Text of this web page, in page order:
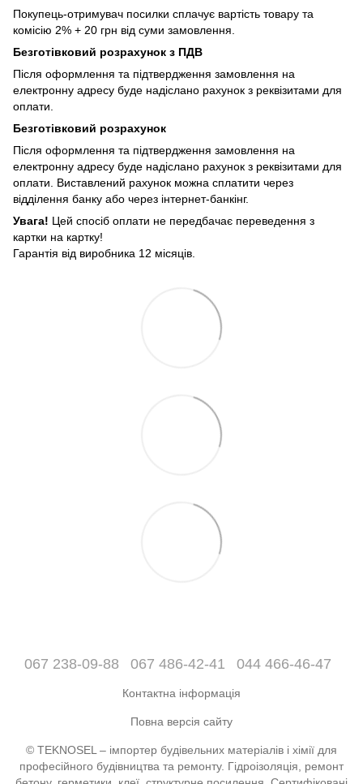
Покупець-отримувач посилки сплачує вартість товару та
комісію 2% + 20 грн від суми замовлення.
Безготівковий розрахунок з ПДВ
Після оформлення та підтвердження замовлення на
електронну адресу буде надіслано рахунок з реквізитами для
оплати.
Безготівковий розрахунок
Після оформлення та підтвердження замовлення на
електронну адресу буде надіслано рахунок з реквізитами для
оплати. Виставлений рахунок можна сплатити через
відділення банку або через інтернет-банкінг.
Увага! Цей спосіб оплати не передбачає переведення з
картки на картку!
Гарантія від виробника 12 місяців.
067 238-09-88 067 486-42-41 044 466-46-47
Контактна інформація
Повна версія сайту
© TEKNOSEL – імпортер будівельних матеріалів і хімії для
професійного будівництва та ремонту. Гідроізоляція, ремонт